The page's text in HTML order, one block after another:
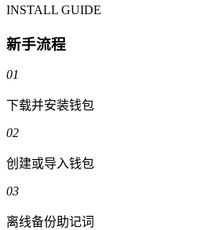
INSTALL GUIDE
新手流程
01
下载并安装钱包
02
创建或导入钱包
03
离线备份助记词